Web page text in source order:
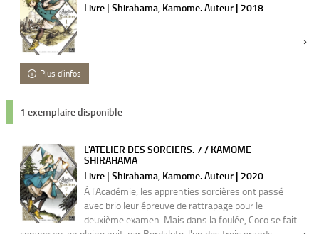
Livre | Shirahama, Kamome. Auteur | 2018
Plus d'infos
1 exemplaire disponible
L'ATELIER DES SORCIERS. 7 / KAMOME
SHIRAHAMA
Livre | Shirahama, Kamome. Auteur | 2020
À l'Académie, les apprenties sorcières ont passé
avec brio leur épreuve de rattrapage pour le
deuxième examen. Mais dans la foulée, Coco se fait